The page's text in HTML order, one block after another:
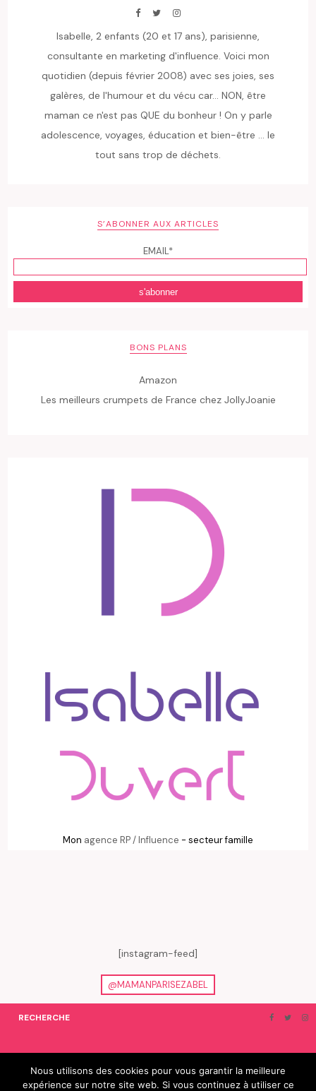
Isabelle, 2 enfants (20 et 17 ans), parisienne,
consultante en marketing d'influence. Voici mon
quotidien (depuis février 2008) avec ses joies, ses
galères, de l'humour et du vécu car... NON, être
maman ce n'est pas QUE du bonheur ! On y parle
adolescence, voyages, éducation et bien-être ... le
tout sans trop de déchets.
S’ABONNER AUX ARTICLES
EMAIL*
BONS PLANS
Amazon
Les meilleurs crumpets de France chez JollyJoanie
Mon agence RP / Influence - secteur famille
[instagram-feed]
@MAMANPARISEZABEL
RECHERCHE
ON EN PARLE… BLOGROLL
Nous utilisons des cookies pour vous garantir la meilleure
expérience sur notre site web. Si vous continuez à utiliser ce